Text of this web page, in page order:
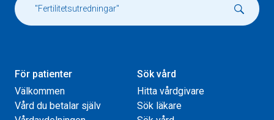
För patienter
Välkommen
Vård du betalar själv
Sök vård
Hitta vårdgivare
Sök läkare